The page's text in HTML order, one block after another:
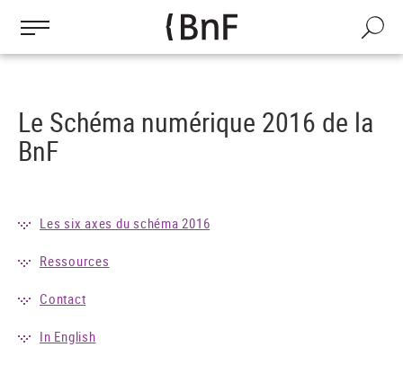
contenu
Recherche
Le Schéma numérique 2016 de la
BnF
Les six axes du schéma 2016
Ressources
Contact
In English